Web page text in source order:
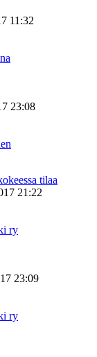
11:32
23:08
tilaa
21:22
ry
23:09
ry